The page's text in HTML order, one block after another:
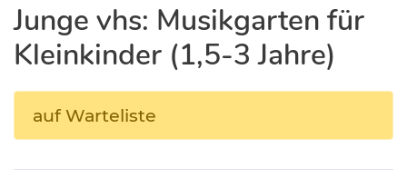
Junge vhs: Musikgarten für
Kleinkinder (1,5-3 Jahre)
auf Warteliste